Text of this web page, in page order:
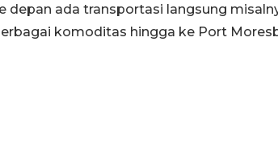
depan ada transportasi langsung
komoditas hingga ke Port